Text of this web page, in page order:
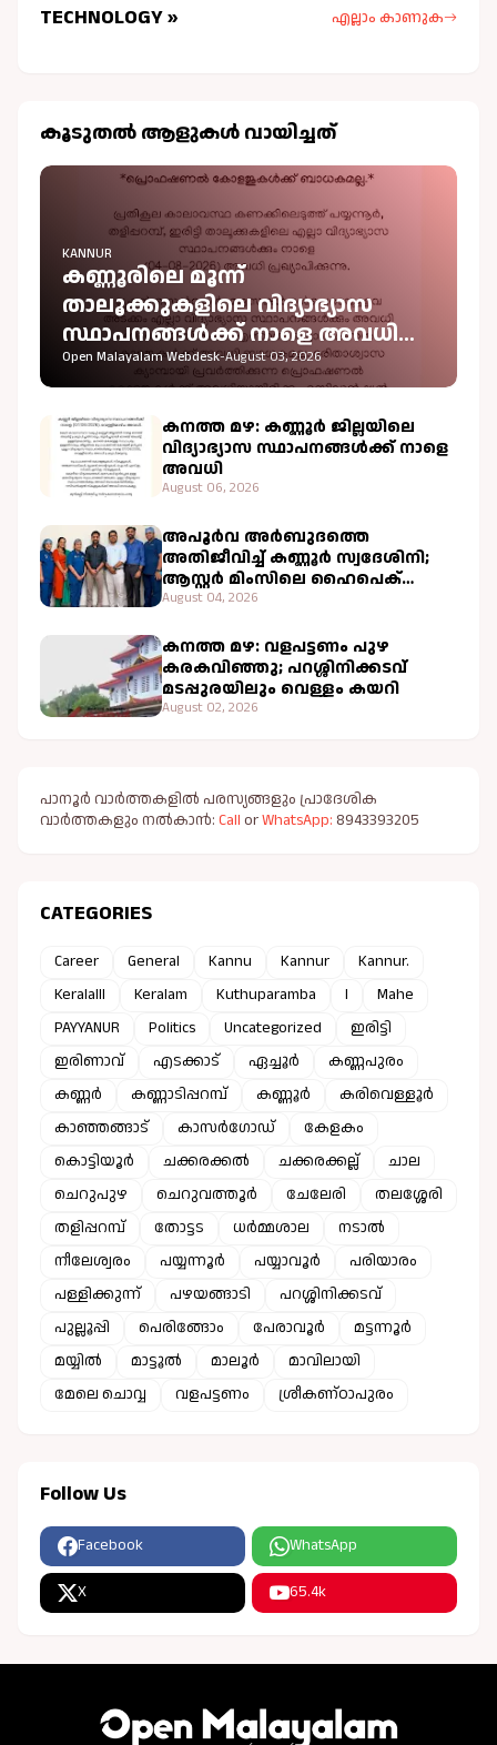
TECHNOLOGY » എല്ലാം കാണുക
കൂടുതല്‍ ആളുകള്‍ വായിച്ചത്
KANNUR
കണ്ണൂരിലെ മൂന്ന്
താലൂക്കുകളിലെ വിദ്യാഭ്യാസ
സ്ഥാപനങ്ങൾക്ക് നാളെ അവധി
പ്രഖ്യാപിച്ചു
Open Malayalam Webdesk-August 03, 2026
കനത്ത മഴ: കണ്ണൂർ ജില്ലയിലെ
വിദ്യാഭ്യാസ സ്ഥാപനങ്ങൾക്ക് നാളെ
അവധി
August 06, 2026
അപൂർവ അർബുദത്തെ
അതിജീവിച്ച് കണ്ണൂർ സ്വദേശിനി;
ആസ്റ്റർ മിംസിലെ ഹൈപെക്
ചികിത്സ വിജയകരം
August 04, 2026
കനത്ത മഴ: വളപട്ടണം പുഴ
കരകവിഞ്ഞു; പറശ്ശിനിക്കടവ്
മടപ്പുരയിലും വെള്ളം കയറി
August 02, 2026
പാനൂർ വാർത്തകളിൽ പരസ്യങ്ങളും പ്രാദേശിക
വാർത്തകളും നൽകാൻ: Call orWhatsApp: 8943393205
CATEGORIES
Career General Kannu Kannur
Kannur.
Keralalll
Keralam Kuthuparamba l
Mahe
PAYYANUR
Politics Uncategorized
ഇരിട്ടി
ഇരിണാവ്
എടക്കാട് ഏച്ചൂർ
കണ്ണപുരം
കണ്ണർ
കണ്ണാടിപ്പറമ്പ് കണ്ണൂർ
കരിവെള്ളൂർ
കാഞ്ഞങ്ങാട്
കാസർഗോഡ്
കേളകം
കൊട്ടിയൂർ
ചക്കരക്കൽ ചക്കരക്കല്ല്
ചാല
ചെറുപുഴ
ചെറുവത്തൂർ ചേലേരി
തലശ്ശേരി
തളിപ്പറമ്പ്
തോട്ടട ധർമ്മശാല
നടാൽ
നീലേശ്വരം
പയ്യന്നൂർ പയ്യാവൂർ
പരിയാരം
പള്ളിക്കുന്ന്
പഴയങ്ങാടി
പറശ്ശിനിക്കടവ്
പുല്ലൂപ്പി
പെരിങ്ങോം പേരാവൂർ
മട്ടന്നൂർ
മയ്യിൽ
മാട്ടൂൽ മാലൂർ
മാവിലായി
മേലെ ചൊവ്വ
വളപട്ടണം ശ്രീകണ്ഠാപുരം
Follow Us
Facebook WhatsApp
X 65.4k